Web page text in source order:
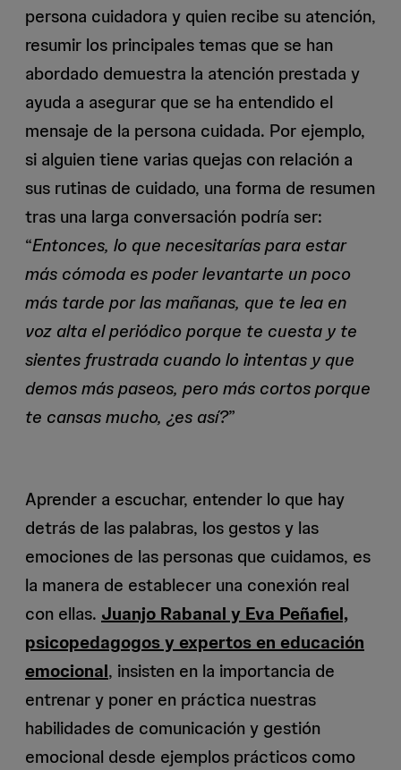
persona cuidadora y quien recibe su atención,
resumir los principales temas que se han
abordado demuestra la atención prestada y
ayuda a asegurar que se ha entendido el
mensaje de la persona cuidada. Por ejemplo,
si alguien tiene varias quejas con relación a
sus rutinas de cuidado, una forma de resumen
tras una larga conversación podría ser:
“Entonces, lo que necesitarías para estar
más cómoda es poder levantarte un poco
más tarde por las mañanas, que te lea en
voz alta el periódico porque te cuesta y te
sientes frustrada cuando lo intentas y que
demos más paseos, pero más cortos porque
te cansas mucho, ¿es así?”
Aprender a escuchar, entender lo que hay
detrás de las palabras, los gestos y las
emociones de las personas que cuidamos, es
la manera de establecer una conexión real
con ellas. Juanjo Rabanal y Eva Peñafiel,
psicopedagogos y expertos en educación
emocional, insisten en la importancia de
entrenar y poner en práctica nuestras
habilidades de comunicación y gestión
emocional desde ejemplos prácticos como